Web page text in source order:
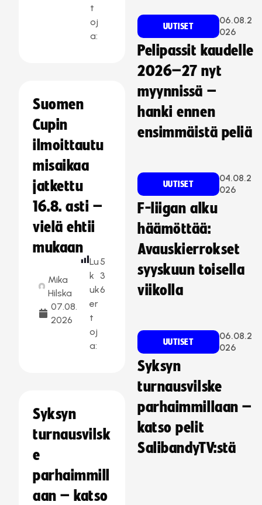
t
oj
a:
Suomen
Cupin
ilmoittautu
misaikaa
jatkettu
16.8. asti –
vielä ehtii
mukaan
Mika
Hilska
07.08.
2026
Lu
k
uk
er
t
oj
a:
5
3
6
Syksyn
turnausvilsk
e
parhaimmill
aan – katso
UUTISET
06.08.2
026
Pelipassit kaudelle
2026–27 nyt
myynnissä –
hanki ennen
ensimmäistä peliä
UUTISET
04.08.2
026
F-liigan alku
häämöttää:
Avauskierrokset
syyskuun toisella
viikolla
UUTISET
06.08.2
026
Syksyn
turnausvilske
parhaimmillaan –
katso pelit
SalibandyTV:stä